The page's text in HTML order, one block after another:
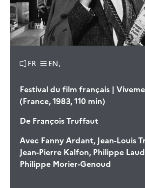
FR EN,
Festival du film français |
(France, 1983, 110 min)
De François Truffaut
Avec Fanny Ardant, Jean-Louis
Jean-Pierre Kalfon, Philippe
Philippe Morier-Genoud